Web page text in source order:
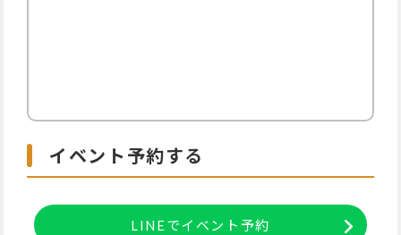
イベント予約する
LINEでイベント予約